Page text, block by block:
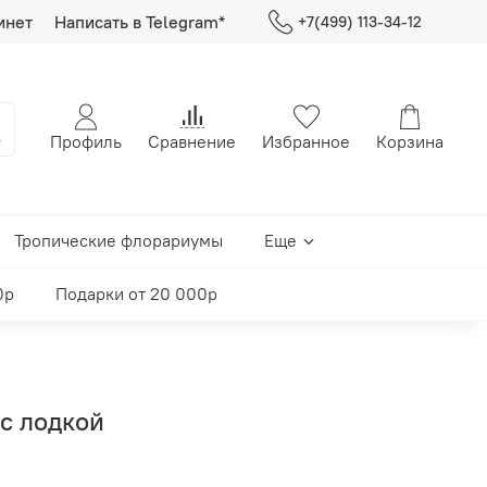
Написать в Telegram* +7(499) 113-34-12
Профиль Сравнение Избранное Корзина
Тропические флорариумы Еще
Подарки от 20 000р
лодкой